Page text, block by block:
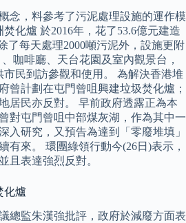
念，料參考了污泥處理設施的運作模
化爐 於2016年，花了53.6億元建造
了每天處理2000噸污泥外，設施更附
咖啡廳、天台花園及室內觀景台，
市民到訪參觀和使用。 為解決香港堆
曾計劃在屯門曾咀興建垃圾焚化爐；
居民亦反對。 早前政府透露正為本
對屯門曾咀中部煤灰湖，作為其中一
入研究，又預告為達到「零廢堆填」
有來。 環團綠領行動今(26日)表示，
且表達強烈反對。
化爐
總監朱漢強批評，政府於減廢方面表